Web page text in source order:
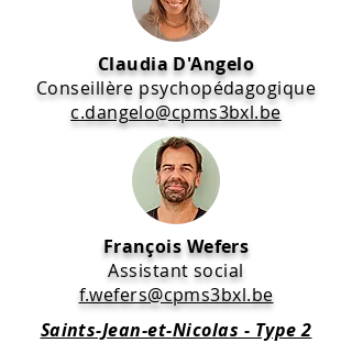
Claudia D'Angelo
Conseillère psychopédagogique
c.dangelo@cpms3bxl.be
François Wefers
Assistant social
f.wefers@cpms3bxl.be
Saints-Jean-et-Nicolas - Type 2